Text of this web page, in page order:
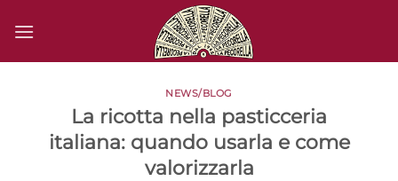
NEWS/BLOG
La ricotta nella pasticceria
italiana: quando usarla e come
valorizzarla